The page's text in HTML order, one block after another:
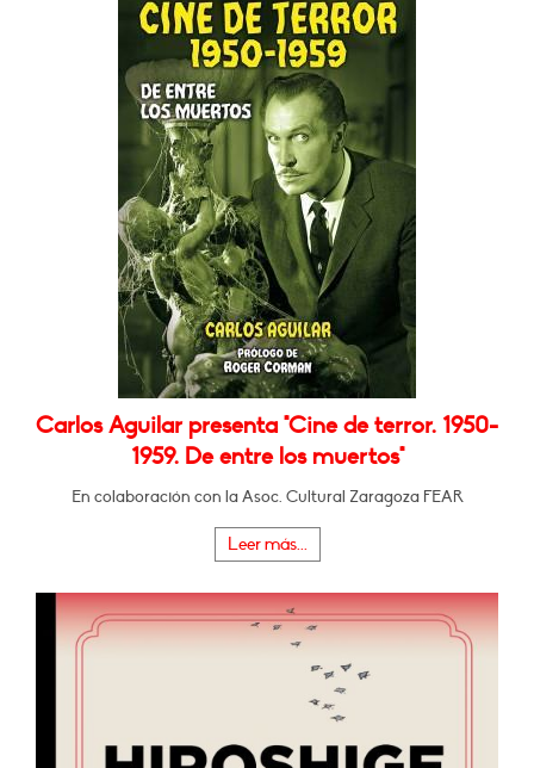
Carlos Aguilar presenta "Cine de terror. 1950-
1959. De entre los muertos"
En colaboración con la Asoc. Cultural Zaragoza FEAR
Leer más...